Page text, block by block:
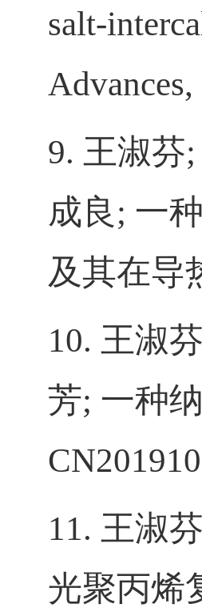
salt-
9. 王淑芬;
成良 ; 一
及其在导
10. 王淑芬
芳; 一种
11. 王淑芬
光聚丙烯